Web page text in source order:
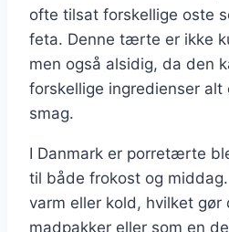
ofte tilsat forskellige oste
feta. Denne tærte er ikke
men også alsidig, da den
forskellige ingredienser
smag.
I Danmark er porretærte
til både frokost og
varm eller kold, hvilket gør
madpakker eller som en